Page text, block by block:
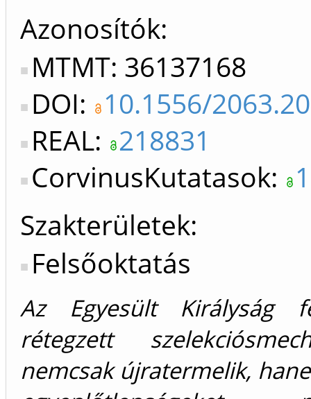
Azonosítók
MTMT: 36137168
DOI: 10.1556/
REAL: 218831
CorvinusKutatasok:
Szakterületek:
Felsőoktatás
Az Egyesült Királyság
rétegzett
nemcsak újratermelik,